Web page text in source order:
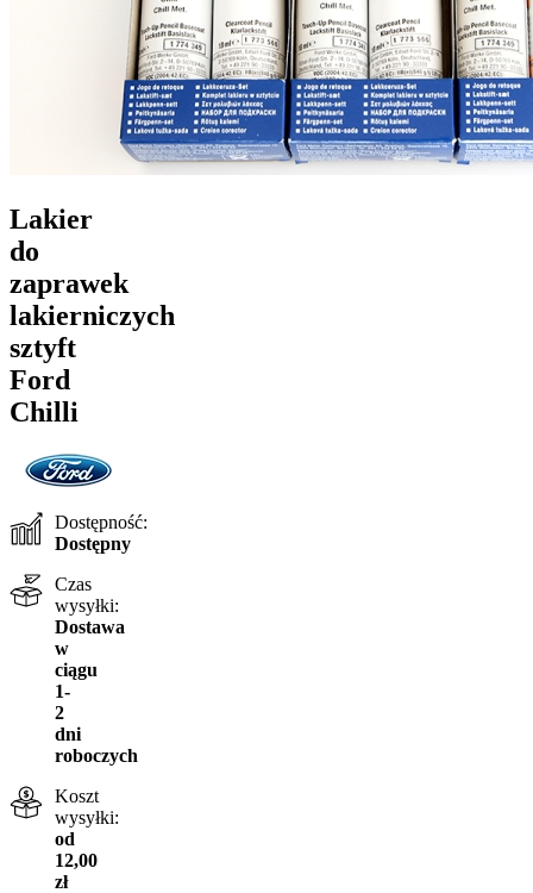
Lakier
do
zaprawek
lakierniczych
sztyft
Ford
Chilli
Dostępność:
Dostępny
Czas
wysyłki:
Dostawa
w
ciągu
1-
2
dni
roboczych
Koszt
wysyłki:
od
12,00
zł